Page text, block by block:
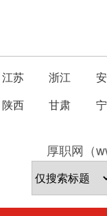
江苏 浙江
陕西 甘肃
厚职网（